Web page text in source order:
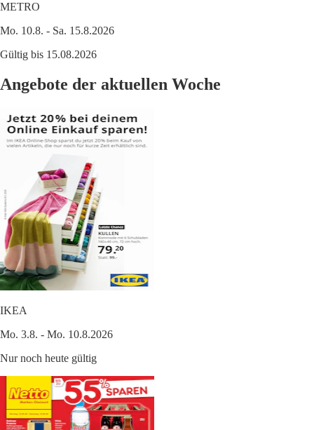
METRO
Mo. 10.8. - Sa. 15.8.2026
Gültig bis 15.08.2026
Angebote der aktuellen Woche
IKEA
Mo. 3.8. - Mo. 10.8.2026
Nur noch heute gültig